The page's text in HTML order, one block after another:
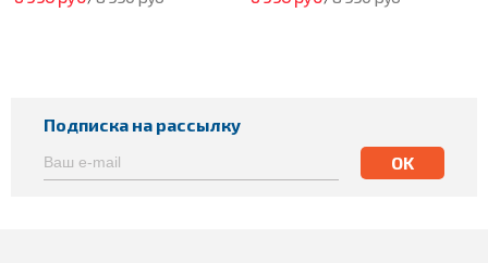
Подписка на рассылку